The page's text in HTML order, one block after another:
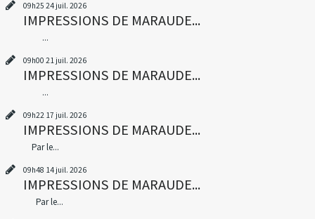
09h25 24 juil. 2026
IMPRESSIONS DE MARAUDE...
...
09h00 21 juil. 2026
IMPRESSIONS DE MARAUDE...
...
09h22 17 juil. 2026
IMPRESSIONS DE MARAUDE...
Par le...
09h48 14 juil. 2026
IMPRESSIONS DE MARAUDE...
Par le...